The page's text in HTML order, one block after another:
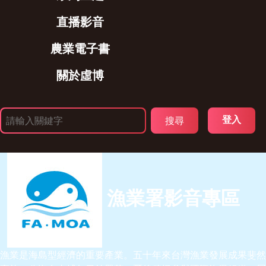
直播影音
農業電子書
關於虛博
登入
漁業署影音專區
漁業是海島型經濟的重要產業。五十年來台灣漁業發展成果斐